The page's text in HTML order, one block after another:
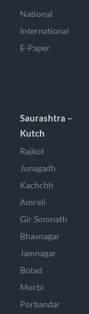
National
International
E-Paper
Saurashtra –
Kutch
Rajkot
Junagadh
Kachchh
Amreli
Gir Somnath
Bhavnagar
Jamnagar
Botad
Morbi
Porbandar